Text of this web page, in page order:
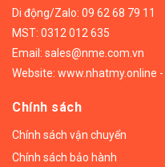
Di động/Zalo: 09 62 68 79 11
MST: 0312 012 635
Email: sales@nme.com.vn
Website: www.nhatmy.online -
Chính sách
Chính sách vận chuyển
Chính sách bảo hành